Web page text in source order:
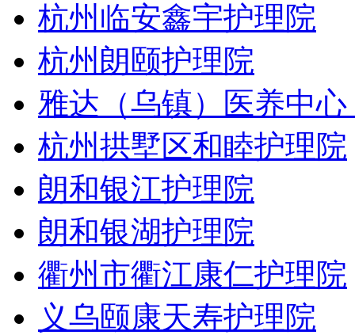
杭州临安鑫宇护理院
杭州朗颐护理院
雅达（乌镇）医养中
杭州拱墅区和睦护理院
朗和银江护理院
朗和银湖护理院
衢州市衢江康仁护理院
义乌颐康天寿护理院